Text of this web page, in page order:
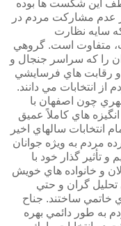
اين شكست ها بوده
عدم مشاركت مردم در
كه سايه نظارت
متفاوت است. گروهي
را كه سراسر جنجال و
و رقابت هاي فرسايشي
انتخابات مي دانند.
چون اصفهان با
هاي كاملاً عميق
انتخابات سالهاي اخير
گسترده مردم به ويژه جوانان
تأثير گذار خود با
و خانواده هاي خويش
تحليل گران و حتي
خاتمي ساختند. جناح
15 درصد از مردم به طور دائمي بهره